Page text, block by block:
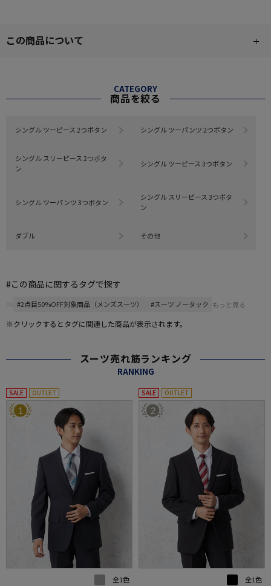
この商品について
CATEGORY
商品を絞る
シングル ツーピース 2つボタン シングル ツーパンツ 2つボタン
シングル スリーピース 2つボタ
ン
シングル ツーピース 3つボタン
シングル ツーパンツ 3つボタン
シングル スリーピース 3つボタ
ン
ダブル その他
#この商品に関するタグで探す
#2点目50%OFF対象商品（メンズスーツ） #スーツ ノータック もっと見る
※クリックするとタグに関連した商品が表示されます。
スーツ売れ筋ランキング
RANKING
SALE OUTLET
1
全1色
SALE OUTLET
2
全1色